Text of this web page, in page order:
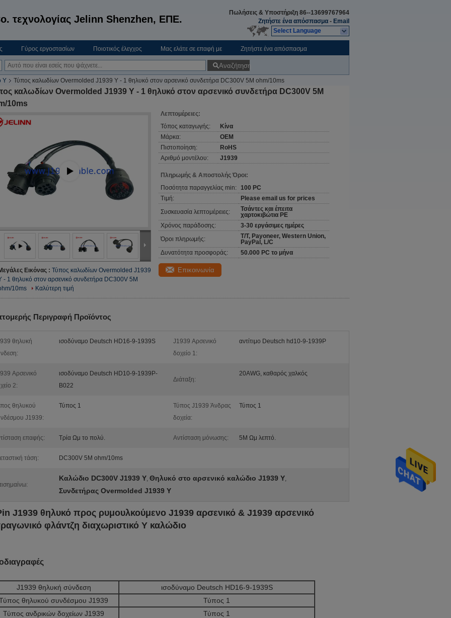
τεχνολογίας Jelinn Shenzhen, ΕΠΕ.
Πωλήσεις & Υποστήριξη 86--13699767964
Ζητήστε ένα απόσπασμα - Email
Select Language
Γύρος εργοστασίων Ποιοτικός έλεγχος Μας ελάτε σε επαφή με Ζητήστε ένα απόσπασμα
Αναζήτηση
Υ Τύπος καλωδίων Overmolded J1939 Υ - 1 θηλυκό στον αρσενικό συνδετήρα DC300V 5M ohm/10ms
καλωδίων Overmolded J1939 Υ - 1 θηλυκό στον αρσενικό συνδετήρα DC300V 5M
10ms
Εικόνας : Τύπος καλωδίων Overmolded J1939
- 1 θηλυκό στον αρσενικό συνδετήρα DC300V 5M
10ms
Καλύτερη τιμή
Λεπτομέρειες:
Τόπος καταγωγής:
Κίνα
Μάρκα:
OEM
Πιστοποίηση:
RoHS
Αριθμό μοντέλου:
J1939
Πληρωμής & Αποστολής Όροι:
Ποσότητα παραγγελίας min: 100 PC
Τιμή:
Please email us for prices
Συσκευασία λεπτομέρειες:
Τσάντες και έπειτα
χαρτοκιβώτια PE
Χρόνος παράδοσης:
3-30 εργάσιμες ημέρες
Όροι πληρωμής:
T/T, Payoneer, Western Union,
PayPal, L/C
Δυνατότητα προσφοράς:
50.000 PC το μήνα
Επικοινωνία
Περιγραφή Προϊόντος
θηλυκή
ισοδύναμο Deutsch HD16-9-1939S
J1939 Αρσενικό
δοχείο 1:
αντίτιμο Deutsch hd10-9-1939P
Αρσενικό
2:
ισοδύναμο Deutsch HD10-9-1939P-
B022
Διάταξη:
20AWG, καθαρός χαλκός
θηλυκού
J1939:
Τύπος 1
Τύπος J1939 Άνδρας
δοχεία:
Τύπος 1
επαφής: Τρία Ωμ το πολύ. Αντίσταση μόνωσης: 5M Ωμ λεπτό.
τάση: DC300V 5M ohm/10ms
Καλώδιο DC300V J1939 Υ, Θηλυκό στο αρσενικό καλώδιο J1939 Υ,
Συνδετήρας Overmolded J1939 Υ
J1939 θηλυκό προς ρυμουλκούμενο J1939 αρσενικό & J1939 αρσενικό
φλάντζη διαχωριστικό Y καλώδιο
J1939 θηλυκή σύνδεση
ισοδύναμο Deutsch HD16-9-1939S
θηλυκού συνδέσμου J1939
Τύπος 1
Τύπος ανδρικών δοχείων J1939
Τύπος 1